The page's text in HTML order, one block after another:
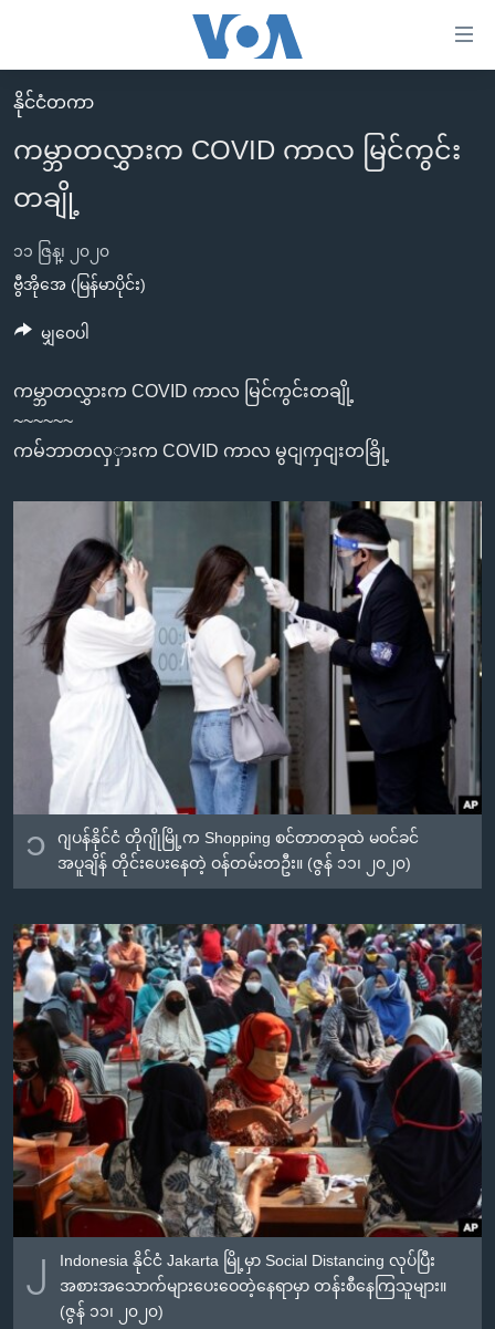
လွယ်ကူ
စေ
သည့်
များ
ပင်မ
အကြောင်းအရာ
ကျော်
ကြည့်
အ
စာမျက်နှာ
ကျော်
ကြည့်
မူလစာမျက်နှာ
မြန်မာ
ကမ္ဘာ့သတင်းများ
အမေရိကန်
သတင်းလွတ်လပ်ခွင့်
အမေရိကန်သုံးအီဒီယံ
မကြေးမုံရဲ့ အင်္ဂလိပ်စာ
သုတပဒေသာ အင်္ဂလိပ်စာ
အပတ်စဉ်ကဏ္ဍများ
ရေဒီယို
ရေဒီယိုနှင့်ရုပ်သံ အချက်အလက်များ
Learning English
ဗွီအိုအေ လူမှုကွန်ယက်များ
ဘာသာစကားများ
နိုင်ငံတကာ
ကမ္ဘာတလွှားက COVID ကာလ မြင်ကွင်း
တချို့
၁၁ ဇြန္၊ ၂၀၂၀
ဗွီအိုအေ (မြန်မာပိုင်း)
ကမ္ဘာတလွှားက COVID ကာလ မြင်ကွင်းတချို့
~~~~~~
ကမ်ဘာတလှှားက COVID ကာလ မွငျကှငျးတခြို့
၁
ဂျပန်နိုင်ငံ တိုဂျိုမြို့က Shopping စင်တာတခုထဲ မဝင်ခင်
အပူချိန် တိုင်းပေးနေတဲ့ ဝန်တမ်းတဦး။ (ဇွန် ၁၁၊ ၂၀၂၀)
၂
Indonesia နိုင်ငံ Jakarta မြို့မှာ Social Distancing လုပ်ပြီး
အစားအသောက်များပေးဝေတဲ့နေရာမှာ တန်းစီနေကြသူများ။
(ဇွန် ၁၁၊ ၂၀၂၀)
မျှဝေပါ